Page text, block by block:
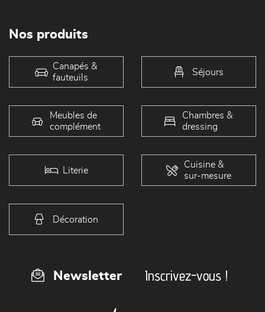
Nos produits
Canapés &
fauteuils
Séjours
Meubles de
complément
Chambres &
dressing
Literie
Cuisine &
sur-mesure
Décoration
Newsletter Inscrivez-vous !